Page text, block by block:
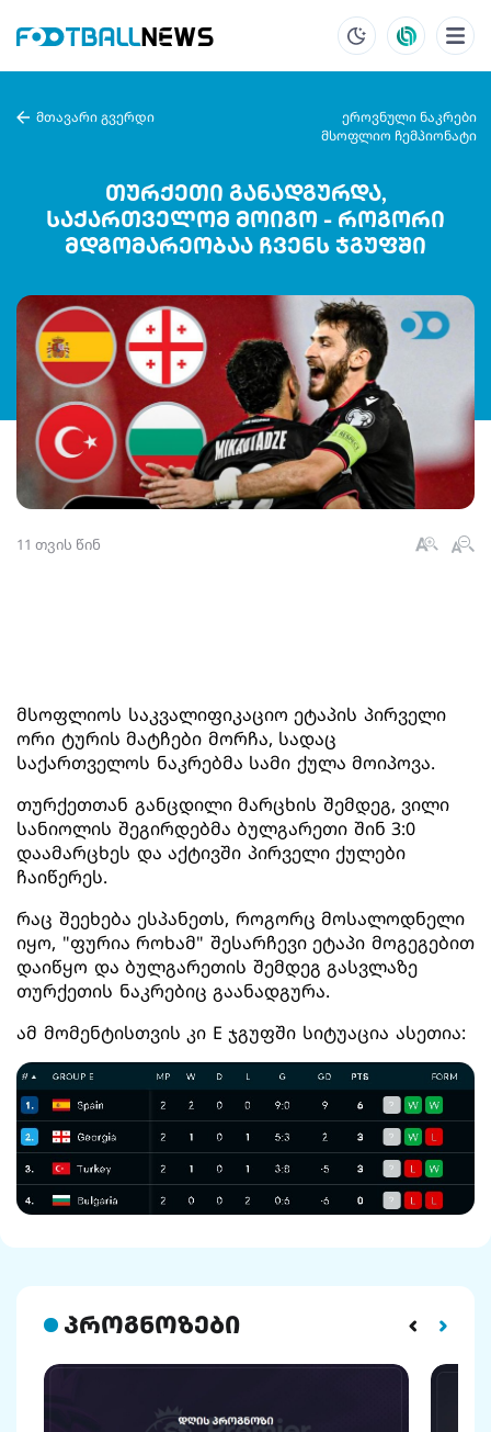
მთავარი გვერდი
ეროვნული ნაკრები
მსოფლიო ჩემპიონატი
თურქეთი განადგურდა,
საქართველომ მოიგო - როგორი
მდგომარეობაა ჩვენს ჯგუფში
11 თვის წინ
მსოფლიოს საკვალიფიკაციო ეტაპის პირველი
ორი ტურის მატჩები მორჩა, სადაც
საქართველოს ნაკრებმა სამი ქულა მოიპოვა.
თურქეთთან განცდილი მარცხის შემდეგ, ვილი
სანიოლის შეგირდებმა ბულგარეთი შინ 3:0
დაამარცხეს და აქტივში პირველი ქულები
ჩაიწერეს.
რაც შეეხება ესპანეთს, როგორც მოსალოდნელი
იყო, "ფურია როხამ" შესარჩევი ეტაპი მოგეგებით
დაიწყო და ბულგარეთის შემდეგ გასვლაზე
თურქეთის ნაკრებიც გაანადგურა.
ამ მომენტისთვის კი E ჯგუფში სიტუაცია ასეთია:
პროგნოზები